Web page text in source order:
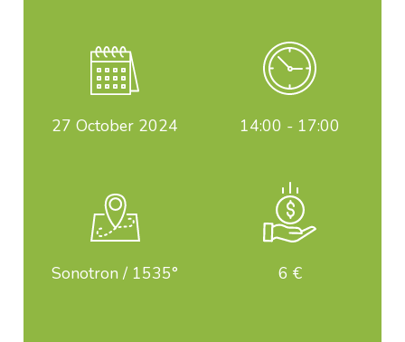
27 October 2024 14:00 - 17:00
Sonotron / 1535° 6 €